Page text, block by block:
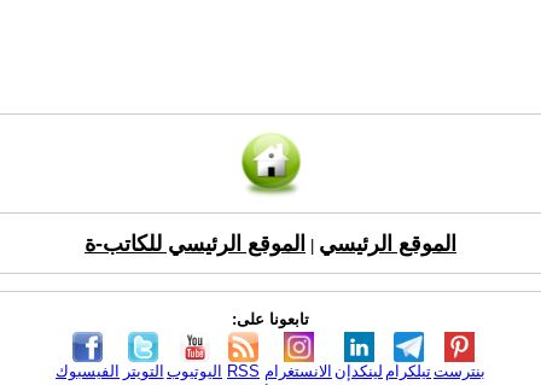
الموقع الرئيسي الموقع الرئيسي للكاتب-ة
تابعونا على:
الفيسبوك التويتر اليوتيوب RSS الانستغرام لينكدإن تيلكرامبنترست